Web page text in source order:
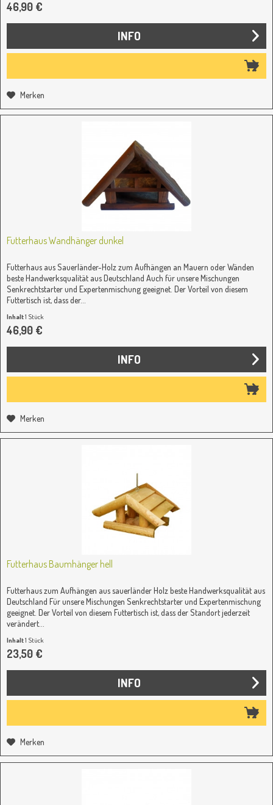
46,90 €
INFO
Merken
Futterhaus Wandhänger dunkel
Futterhaus aus Sauerländer-Holz zum Aufhängen an Mauern oder Wänden
beste Handwerksqualität aus Deutschland Auch für unsere Mischungen
Senkrechtstarter und Expertenmischung geeignet. Der Vorteil von diesem
Futtertisch ist, dass der...
Inhalt1 Stück
46,90 €
INFO
Merken
Futterhaus Baumhänger hell
Futterhaus zum Aufhängen aus sauerländer Holz beste Handwerksqualität aus
Deutschland Für unsere Mischungen Senkrechtstarter und Expertenmischung
geeignet. Der Vorteil von diesem Futtertisch ist, dass der Standort jederzeit
verändert...
Inhalt1 Stück
23,50 €
INFO
Merken